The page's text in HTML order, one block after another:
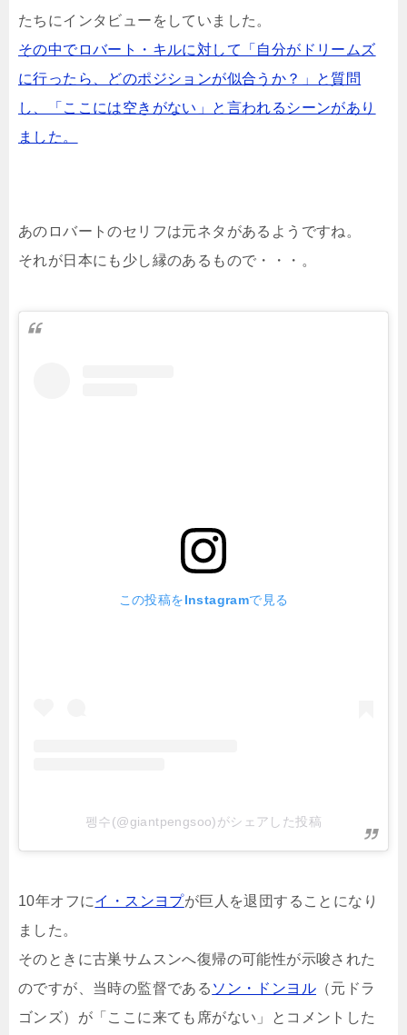
たちにインタビューをしていました。
その中でロバート・キルに対して「自分がドリームズ
に行ったら、どのポジションが似合うか？」と質問
し、「ここには空きがない」と言われるシーンがあり
ました。
あのロバートのセリフは元ネタがあるようですね。
それが日本にも少し縁のあるもので・・・。
この投稿をInstagramで見る
펭수(@giantpengsoo)がシェアした投稿
10年オフにイ・スンヨプが巨人を退団することになり
ました。
そのときに古巣サムスンへ復帰の可能性が示唆された
のですが、当時の監督である ソン・ドンヨル （元ドラ
ゴンズ）が「ここに来ても席がない」とコメントした